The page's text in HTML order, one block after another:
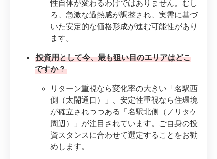
性自体が変わるわけではありません。むし
ろ、急激な過熱感が調整され、実需に基づ
いた安定的な価格形成が進む可能性があり
ます。
投資用として今、最も狙い目のエリアはどこ
ですか？
リターン重視なら変化率の大きい「名駅西
側（太閤通口）」、安定性重視なら住環境
が確立されつつある「名駅北側（ノリタケ
周辺）」が注目されています。ご自身の投
資スタンスに合わせて選定することをお勧
めします。